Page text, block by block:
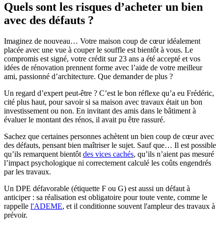
Quels sont les risques d’acheter un bien
avec des défauts ?
Imaginez de nouveau… Votre maison coup de cœur idéalement
placée avec une vue à couper le souffle est bientôt à vous. Le
compromis est signé, votre crédit sur 23 ans a été accepté et vos
idées de rénovation prennent forme avec l’aide de votre meilleur
ami, passionné d’architecture. Que demander de plus ?
Un regard d’expert peut-être ? C’est le bon réflexe qu’a eu Frédéric,
cité plus haut, pour savoir si sa maison avec travaux était un bon
investissement ou non. En invitant des amis dans le bâtiment à
évaluer le montant des rénos, il avait pu être rassuré.
Sachez que certaines personnes achètent un bien coup de cœur avec
des défauts, pensant bien maîtriser le sujet. Sauf que… Il est possible
qu’ils remarquent bientôt des vices cachés, qu’ils n’aient pas mesuré
l’impact psychologique ni correctement calculé les coûts engendrés
par les travaux.
Un DPE défavorable (étiquette F ou G) est aussi un défaut à
anticiper : sa réalisation est obligatoire pour toute vente, comme le
rappelle l'ADEME, et il conditionne souvent l'ampleur des travaux à
prévoir.